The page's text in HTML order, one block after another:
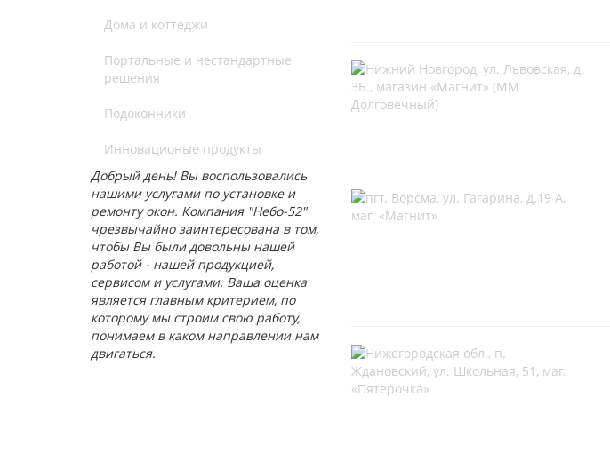
Дома и коттеджи
Портальные и нестандартные
решения
Подоконники
Инновационые продукты
Добрый день! Вы воспользовались
нашими услугами по установке и
ремонту окон. Компания "Небо-52"
чрезвычайно заинтересована в том,
чтобы Вы были довольны нашей
работой - нашей продукцией,
сервисом и услугами. Ваша оценка
является главным критерием, по
которому мы строим свою работу,
понимаем в каком направлении нам
двигаться.